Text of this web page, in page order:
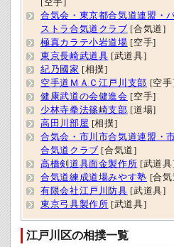
[空手]
合気会・東京都合気道連盟・
ストラ合気道クラブ [合気道]
極真カラテ小岩道場 [空手]
東京長崎武道具 [武道具]
紀乃國家 [相撲]
空手道ＭＡＣ江戸川支部 [空手]
健康武道の会健進会 [空手]
少林寺拳法篠崎支部 [道場]
高田川部屋 [相撲]
合気会・市川市合気道連盟・市
合気道クラブ [合気道]
高橋剣道具面金製作所 [武道具]
合気道練成道場みやす塾 [合気
有限会社江戸川防具 [武道具]
東京弓具製作所 [武道具]
江戸川区の相撲一覧